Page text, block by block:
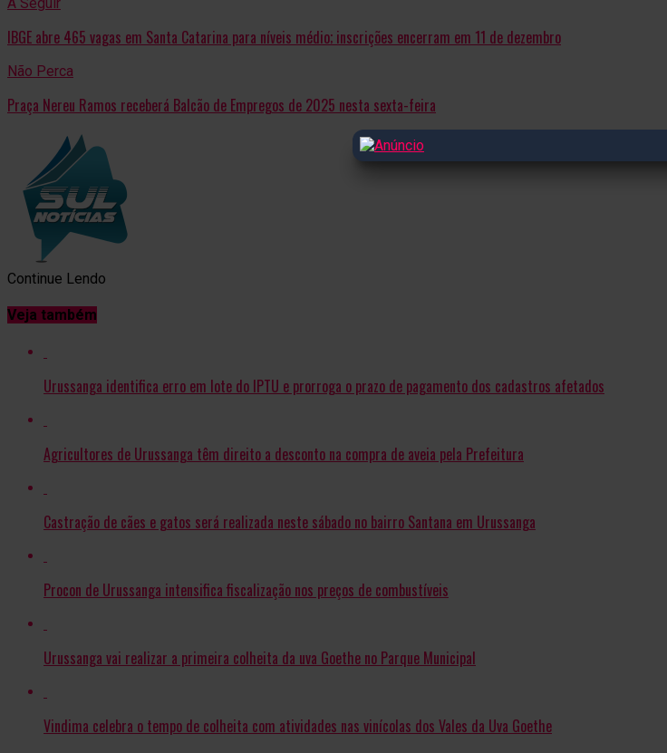
IBGE abre 465 vagas em Santa Catarina para níveis médio; inscrições encerram em 11 de dezembro
Não Perca
Praça Nereu Ramos receberá Balcão de Empregos de 2025 nesta sexta-feira
Continue Lendo
Veja também
Urussanga identifica erro em lote do IPTU e prorroga o prazo de pagamento dos cadastros afetados
Agricultores de Urussanga têm direito a desconto na compra de aveia pela Prefeitura
Castração de cães e gatos será realizada neste sábado no bairro Santana em Urussanga
Procon de Urussanga intensifica fiscalização nos preços de combustíveis
Urussanga vai realizar a primeira colheita da uva Goethe no Parque Municipal
Vindima celebra o tempo de colheita com atividades nas vinícolas dos Vales da Uva Goethe